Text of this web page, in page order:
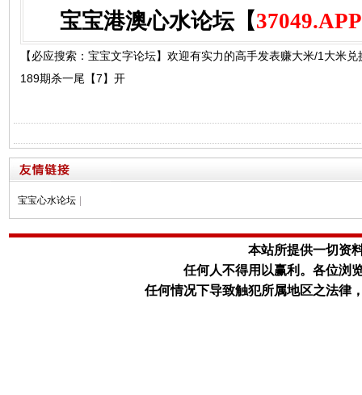
宝宝港澳心水论坛【37049.APP
【必应搜索：宝宝文字论坛】欢迎有实力的高手发表赚大米/1大米
189期杀一尾【7】开
宝宝心水论坛
本站所提供一切资
任何人不得用以赢利。 各位浏
任何情况下导致触犯所属地区之法律